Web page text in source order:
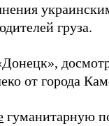
груза.
от города
гуманитарную